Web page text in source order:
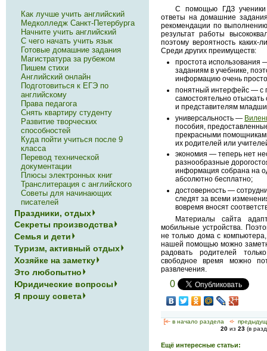
С помощью ГДЗ ученики
ответы на домашние
рекомендации по
результат работы
поэтому вероятность каких-
Среди других преимуществ:
простота использования
заданиям в учебнике,
информацию очень
понятный интерфейс — с
самостоятельно
и представителям
универсальность —
пособия,
прекрасными
их родителей или
экономия — теперь нет
разнообразные
информация собрана на
абсолютно бесплатно;
достоверность —
следят за всеми
вовремя вносят
Материалы сайта
мобильные устройства.
не только дома с
нашей помощью можно
радовать родителей
свободное время можно
развлечения.
0
[<— в начало раздела <-
20из 23(в
Ещё интересные статьи:
Как лучше учить английский
Медколледж Санкт-Петербурга
Начните учить английский
С чего начать учить язык
Готовые домашние задания
Магистратура за рубежом
Пишем стихи
Английский онлайн
Подготовиться к ЕГЭ по
английскому
Права педагога
Снять квартиру студенту
Развитие творческих
способностей
Куда пойти учиться после 9
класса
Перевод технической
документации
Плюсы электронных книг
Транслитерация с английского
Советы для начинающих
писателей
Праздники, отдых
Секреты производства
Семья и дети
Туризм, активный отдых
Хозяйке на заметку
Это любопытно
Юридические вопросы
Я прошу совета